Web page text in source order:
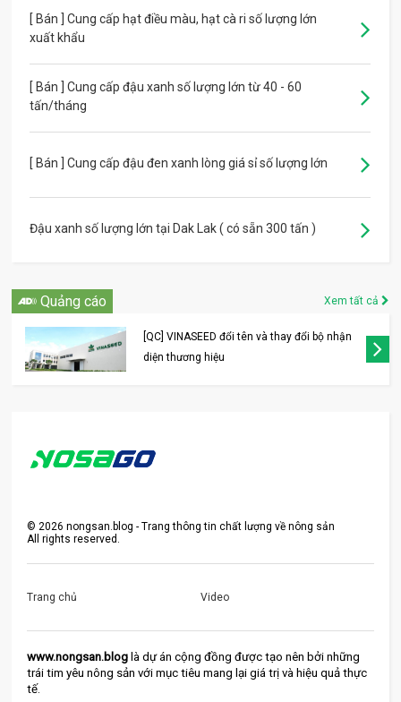
[ Bán ] Cung cấp hạt điều màu, hạt cà ri số lượng lớn
xuất khẩu
[ Bán ] Cung cấp đậu xanh số lượng lớn từ 40 - 60
tấn/tháng
[ Bán ] Cung cấp đậu đen xanh lòng giá sỉ số lượng lớn
Đậu xanh số lượng lớn tại Dak Lak ( có sẵn 300 tấn )
Quảng cáo Xem tất cả
[QC] VINASEED đổi tên và thay đổi bộ nhận
diện thương hiệu
©2026 nongsan.blog - Trang thông tin chất lượng về nông sản
All rights reserved.
Trang chủ Video
www.nongsan.blog là dự án cộng đồng được tạo nên bởi những
trái tim yêu nông sản với mục tiêu mang lại giá trị và hiệu quả thực
tế.